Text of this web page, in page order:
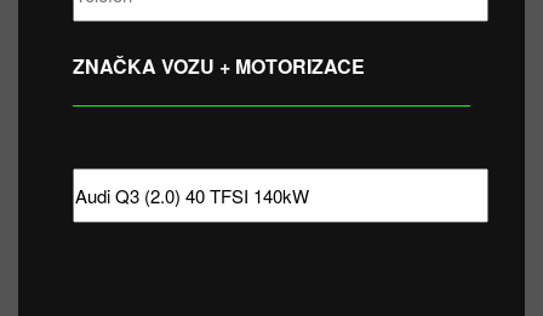
ZNAČKA VOZU + MOTORIZACE